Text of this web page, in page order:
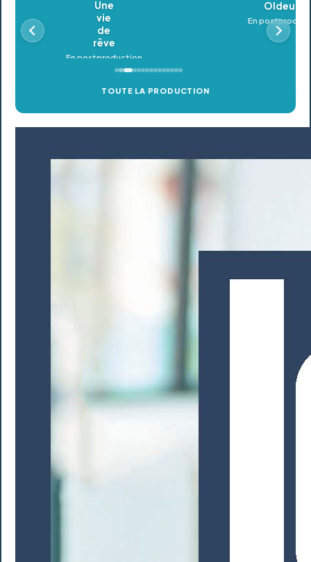
Oldeupe
En postproduction
TOUTE LA PRODUCTION